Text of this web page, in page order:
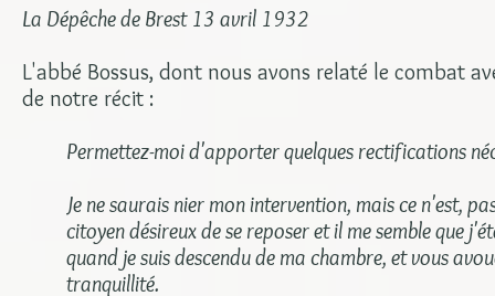
La Dépêche de Brest 13 avril 1932
L'abbé Bossus, dont nous avons relaté le combat
de notre récit :
Permettez-moi d'apporter quelques rectifications
Je ne saurais nier mon intervention, mais ce n'est,
citoyen désireux de se reposer et il me semble que
quand je suis descendu de ma chambre, et vous
tranquillité.